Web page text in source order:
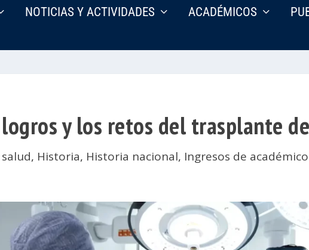
NOTICIAS Y ACTIVIDADES ACADÉMICOS
y los retos del trasplante
, Historia, Historia nacional, Ingresos de